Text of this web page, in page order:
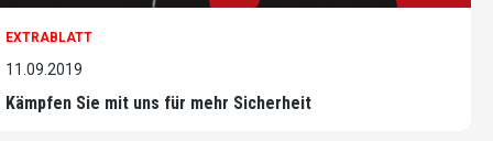
EXTRABLATT
11.09.2019
Kämpfen Sie mit uns für mehr Sicherheit